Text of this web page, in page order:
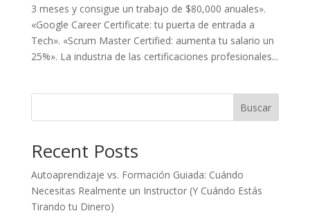
3 meses y consigue un trabajo de $80,000 anuales».
«Google Career Certificate: tu puerta de entrada a
Tech». «Scrum Master Certified: aumenta tu salario un
25%». La industria de las certificaciones profesionales...
Buscar
Recent Posts
Autoaprendizaje vs. Formación Guiada: Cuándo
Necesitas Realmente un Instructor (Y Cuándo Estás
Tirando tu Dinero)